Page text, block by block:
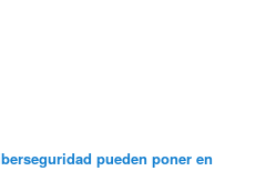
pueden poner en